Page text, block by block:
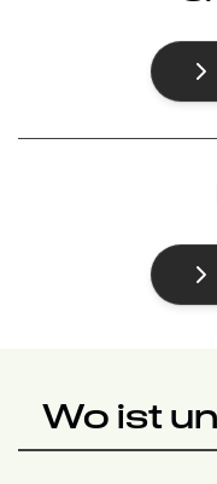
Wo ist